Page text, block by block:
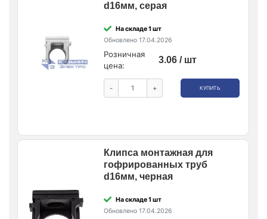
d16мм, серая
На складе 1 шт
Обновлено 17.04.2026
Розничная
цена:
3.06 / шт
- + КУПИТЬ
Клипса монтажная для
гофрированных труб
d16мм, черная
На складе 1 шт
Обновлено 17.04.2026